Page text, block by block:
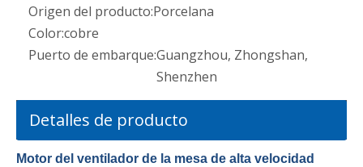
Origen del producto:Porcelana
Color:cobre
Puerto de embarque:Guangzhou, Zhongshan,
Shenzhen
Detalles de producto
Motor del ventilador de la mesa de alta velocidad